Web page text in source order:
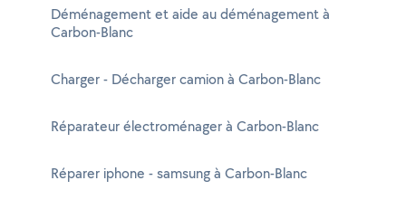
Déménagement et aide au déménagement à
Carbon-Blanc
Charger - Décharger camion à Carbon-Blanc
Réparateur électroménager à Carbon-Blanc
Réparer iphone - samsung à Carbon-Blanc